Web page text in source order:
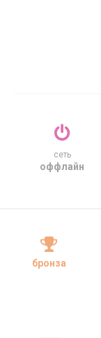
сеть
оффлайн
бронза